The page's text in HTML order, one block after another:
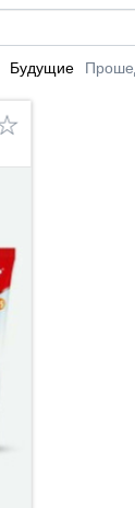
Будущие